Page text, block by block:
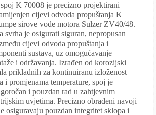
K 70008 je precizno projektirani
cijevi odvoda propuštanja K
sirove vode motora Sulzer ZV40/48.
svrha je osigurati siguran, nepropusan
cijevi odvoda propuštanja i
sustava, uz omogućavanje
i održavanja. Izrađen od korozijski
prikladnih za kontinuiranu izloženost
i promjenama temperature, spoj je
i pouzdan rad u zahtjevnim
uvjetima. Precizno obrađeni navoji
osiguravaju pouzdan integritet sklopa i